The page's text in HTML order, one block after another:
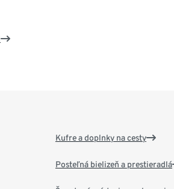
Kufre a doplnky na cesty
Posteľná bielizeň a prestieradlá